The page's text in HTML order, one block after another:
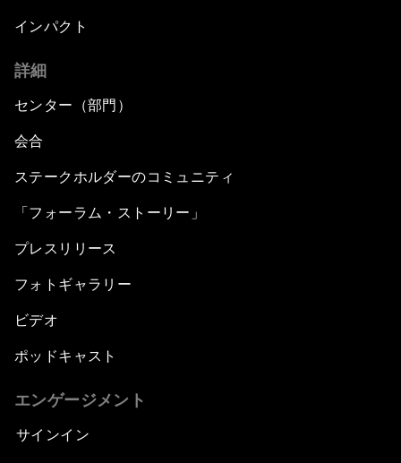
インパクト
詳細
センター（部門）
会合
ステークホルダーのコミュニティ
「フォーラム・ストーリー」
プレスリリース
フォトギャラリー
ビデオ
ポッドキャスト
エンゲージメント
サインイン